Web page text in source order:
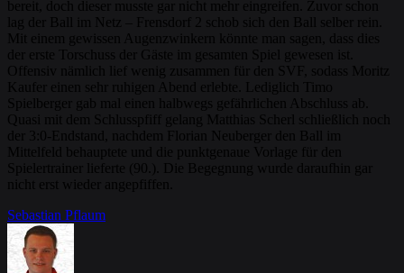
bereit, doch dieser musste gar nicht mehr eingreifen. Zuvor schon
lag der Ball im Netz – Frensdorf 2 schob sich den Ball selber rein.
Mit einem gewissen Augenzwinkern könnte man sagen, dass dies
der erste Torschuss der Gäste im gesamten Spiel gewesen ist.
Offensiv nämlich lief wenig zusammen für den SVF, sodass Moritz
Kaufer einen sehr ruhigen Abend erlebte. Lediglich Timo
Spielberger gab mal einen halbwegs gefährlichen Abschluss ab.
Quasi mit dem Schlusspfiff gelang Matthias Scherl schließlich noch
der 3:0-Endstand, nachdem Florian Neuberger den Ball im
Mittelfeld behauptete und die punktgenaue Vorlage für den
Spielertrainer lieferte (90.). Die Begegnung wurde daraufhin gar
nicht erst wieder angepfiffen.
Sebastian Pflaum